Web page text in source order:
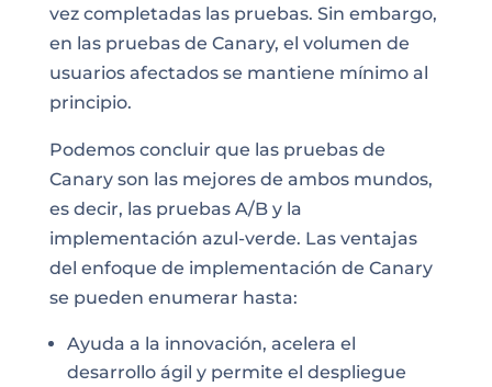
vez completadas las pruebas. Sin embargo,
en las pruebas de Canary, el volumen de
usuarios afectados se mantiene mínimo al
principio.
Podemos concluir que las pruebas de
Canary son las mejores de ambos mundos,
es decir, las pruebas A/B y la
implementación azul-verde. Las ventajas
del enfoque de implementación de Canary
se pueden enumerar hasta:
Ayuda a la innovación, acelera el
desarrollo ágil y permite el despliegue